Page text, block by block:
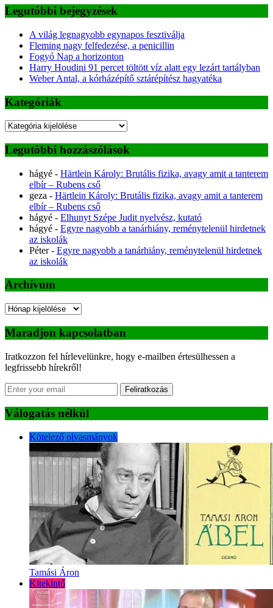
Legutóbbi bejegyzések
A világ legnagyobb egynapos fesztiválja
Fleming nagy felfedezése, a penicillin
Fogyó Nap a horizonton
Harry Houdini 91 percet töltött víz alatt egy lezárt tartályban
Weber Antal, a kórházépítő sztárépítész hagyatéka
Kategóriák
Kategóriák
Legutóbbi hozzászólások
hágyé - Härtlein Károly: Brutális fizika, avagy amit a tanterem
elbír – Rubens cső
geza - Härtlein Károly: Brutális fizika, avagy amit a tanterem
elbír – Rubens cső
hágyé - Elhunyt Szépe Judit nyelvész, kutató
hágyé - Egyre nagyobb a tanárhiány, reménytelenül hirdetnek
az iskolák
Péter- Egyre nagyobb a tanárhiány, reménytelenül hirdetnek
az iskolák
Archívum
Archívum
Maradjon kapcsolatban
Iratkozzon fel hírlevelünkre, hogy e-mailben értesülhessen a
legfrissebb hírekről!
Feliratkozás
Válogatás nélkül
Kötelező olvasmányok
Tamási Áron
Kitekintő